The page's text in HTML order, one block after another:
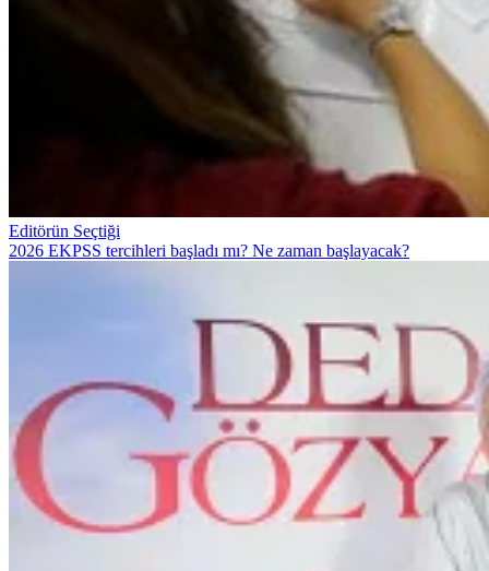
Editörün Seçtiği
2026 EKPSS tercihleri başladı mı? Ne zaman başlayacak?